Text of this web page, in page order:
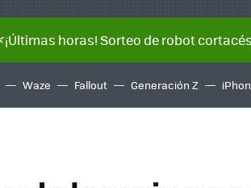
horas! Sorteo de robot
Waze Fallout Generación Z